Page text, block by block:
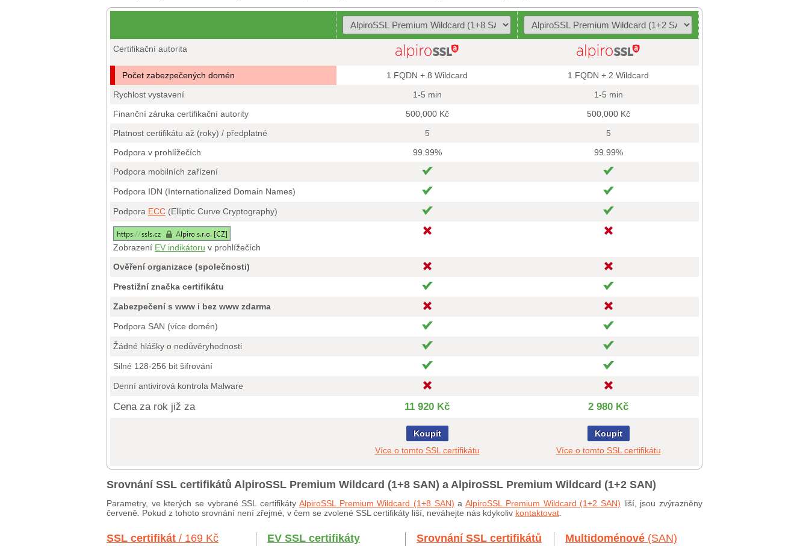
Certifikační autorita
Počet zabezpečených domén 1 FQDN + 8 Wildcard
1 FQDN + 2 Wildcard
Rychlost vystavení
1-5 min
1-5 min
Finanční záruka certifikační autority
500,000 Kč
500,000 Kč
Platnost certifikátu až (roky) / předplatné
5
5
Podpora v prohlížečích
99.99%
99.99%
Podpora mobilních zařízení
Podpora IDN (Internationalized Domain Names)
Podpora ECC (Elliptic Curve Cryptography)
Zobrazení EV indikátoru v prohlížečích
Ověření organizace (společnosti)
Prestižní značka certifikátu
Zabezpečení s www i bez www zdarma
Podpora SAN (více domén)
Žádné hlášky o nedůvěryhodnosti
Silné 128-256 bit šifrování
Denní antivirová kontrola Malware
Cena za rok již za 11 920 Kč 2 980 Kč
Koupit
Více o tomto SSL certifikátu
Koupit
Více o tomto SSL certifikátu
Srovnání SSL certifikátů AlpiroSSL Premium Wildcard (1+8 SAN) a AlpiroSSL Premium Wildcard (1+2 SAN)
Parametry, ve kterých se vybrané SSL certifikáty AlpiroSSL Premium Wildcard (1+8 SAN) aAlpiroSSL Premium Wildcard (1+2 SAN) liší, jsou zvýrazněny
červeně. Pokud z tohoto srovnání není zřejmé, v čem se zvolené SSL certifikáty liší, neváhejte nás kdykoliv kontaktovat
SSL certifikát / 169 Kč EV SSL certifikáty Srovnání SSL certifikátů Multidoménové (SAN)